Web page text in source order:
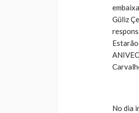
Güliz
No dia